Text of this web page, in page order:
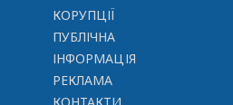
КОРУПЦІЇ
ПУБЛІЧНА
ІНФОРМАЦІЯ
РЕКЛАМА